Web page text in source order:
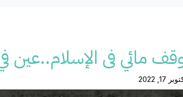
مائي فى الإسلام..عين
17, 2022